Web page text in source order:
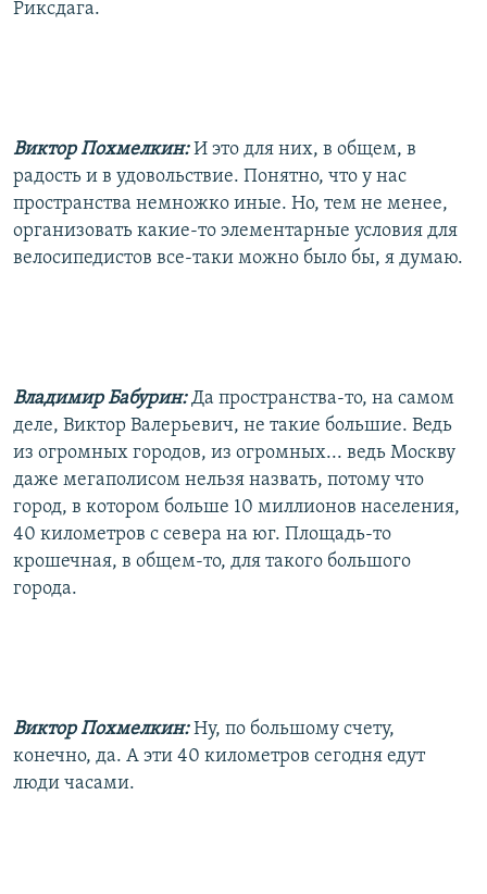
Риксдага.
Виктор Похмелкин:И это для них, в общем, в
радость и в удовольствие. Понятно, что у нас
пространства немножко иные. Но, тем не менее,
организовать какие-то элементарные условия для
велосипедистов все-таки можно было бы, я думаю.
Владимир Бабурин:Да пространства-то, на самом
деле, Виктор Валерьевич, не такие большие. Ведь
из огромных городов, из огромных... ведь Москву
даже мегаполисом нельзя назвать, потому что
город, в котором больше 10 миллионов населения,
40 километров с севера на юг. Площадь-то
крошечная, в общем-то, для такого большого
города.
Виктор Похмелкин:Ну, по большому счету,
конечно, да. А эти 40 километров сегодня едут
люди часами.